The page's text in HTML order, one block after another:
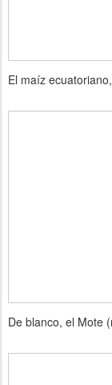
El maíz
De blanco, el Mote